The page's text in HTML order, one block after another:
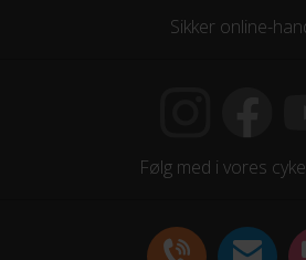
Sikker online-
Følg med i vores